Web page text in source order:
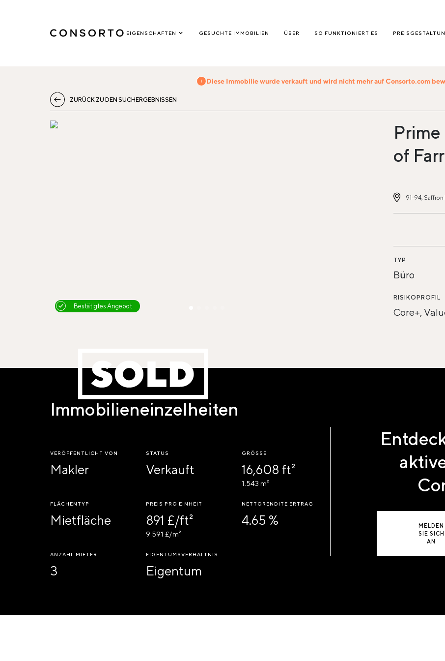
EIGENSCHAFTEN GESUCHTE IMMOBILIEN ÜBER SO FUNKTIONIERT ES
Diese Immobilie wurde verkauft und wird nicht mehr auf Consorto.com
ZURÜCK ZU DEN SUCHERGEBNISSEN
Bestätigtes Angebot
of
91-94, Saffron
TYP
Büro
RISIKOPROFIL
Core+,
Immobilieneinzelheiten
VERÖFFENTLICHT VON
Makler
STATUS
Verkauft
GRÖSSE
16,608 ft²
1.543 m²
FLÄCHENTYP
Mietfläche
PREIS PRO EINHEIT
891 £/ft²
9.591 £/m²
NETTORENDITE ERTRAG
4.65 %
ANZAHL MIETER
3
EIGENTUMSVERHÄLTNIS
Eigentum
MELDEN
SIE SICH
AN